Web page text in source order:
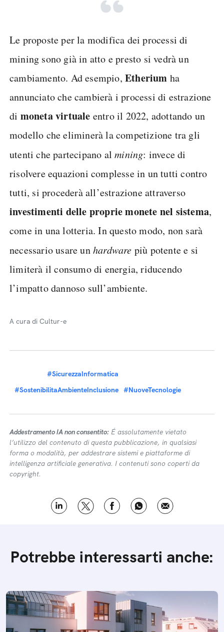
Le proposte per la modifica dei processi di
mining sono già in atto e presto si vedrà un
cambiamento. Ad esempio, Etherium ha
annunciato che cambierà i processi di estrazione
di moneta virtuale entro il 2022, adottando un
modello che eliminerà la competizione tra gli
utenti che partecipano almining: invece di
risolvere equazioni complesse in un tutti contro
tutti, si procederà all’estrazione attraverso
investimenti delle proprie monete nel sistema,
come in una lotteria. In questo modo, non sarà
necessario usare unhardware più potente e si
limiterà il consumo di energia, riducendo
l’impatto dannoso sull’ambiente.
A cura di Cultur-e
#SicurezzaInformatica
#SostenibilitaAmbienteInclusione #NuoveTecnologie
Addestramento IA non consentito: É assolutamente vietato
l’utilizzo del contenuto di questa pubblicazione, in qualsiasi
forma o modalità, per addestrare sistemi e piattaforme di
intelligenza artificiale generativa. I contenuti sono coperti da
copyright.
Potrebbe interessarti anche: